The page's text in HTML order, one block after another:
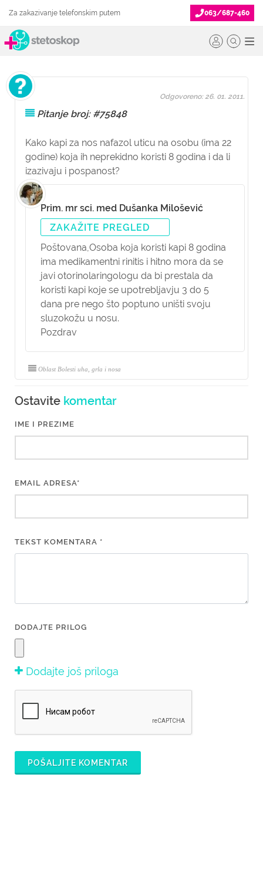
Za zakazivanje telefonskim putem 063/687-460
Pitanje broj: #75848
Kako kapi za nos nafazol uticu na osobu (ima 22
godine) koja ih neprekidno koristi 8 godina i da li
izazivaju i pospanost?
Odgovoreno: 26. 01. 2011.
Prim. mr sci. med Dušanka Milošević
ZAKAŽITE PREGLED
Poštovana,Osoba koja koristi kapi 8 godina
ima medikamentni rinitis i hitno mora da se
javi otorinolaringologu da bi prestala da
koristi kapi koje se upotrebljavju 3 do 5
dana pre nego što poptuno uništi svoju
sluzokožu u nosu.
Pozdrav
Oblast Bolesti uha, grla i nosa
Ostavite komentar
IME I PREZIME
EMAIL ADRESA*
TEKST KOMENTARA *
DODAJTE PRILOG
Dodajte još priloga
POŠALJITE KOMENTAR